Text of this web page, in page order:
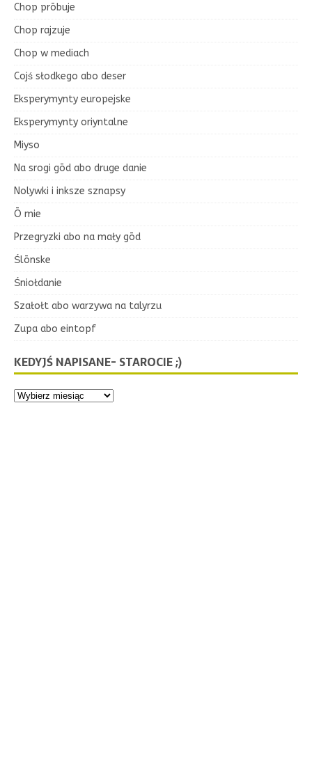
Chop prōbuje
Chop rajzuje
Chop w mediach
Cojś słodkego abo deser
Eksperymynty europejske
Eksperymynty oriyntalne
Miyso
Na srogi gōd abo druge danie
Nolywki i inksze sznapsy
Ō mie
Przegryzki abo na mały gōd
Ślōnske
Śniołdanie
Szałołt abo warzywa na talyrzu
Zupa abo eintopf
KEDYJŚ NAPISANE- STAROCIE ;)